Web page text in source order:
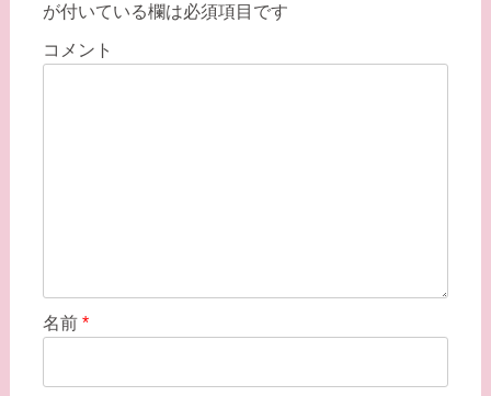
が付いている欄は必須項目です
コメント
名前 *